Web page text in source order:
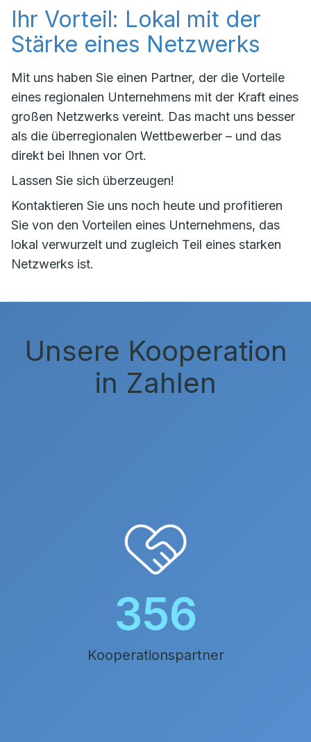
Ihr Vorteil: Lokal mit der
Stärke eines Netzwerks
Mit uns haben Sie einen Partner, der die Vorteile
eines regionalen Unternehmens mit der Kraft eines
großen Netzwerks vereint. Das macht uns besser
als die überregionalen Wettbewerber – und das
direkt bei Ihnen vor Ort.
Lassen Sie sich überzeugen!
Kontaktieren Sie uns noch heute und profitieren
Sie von den Vorteilen eines Unternehmens, das
lokal verwurzelt und zugleich Teil eines starken
Netzwerks ist.
Unsere Kooperation
in Zahlen
396
Kooperationspartner